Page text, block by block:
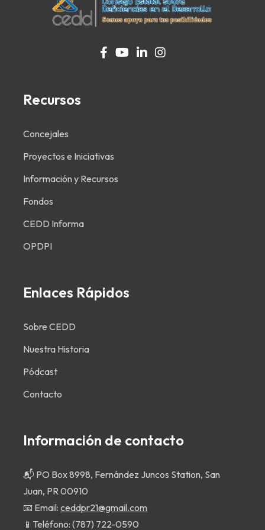
fabfabfabfabfabfabfab
Recursos
Concejales
Proyectos e Iniciativas
Información y Recursos
Fondos
CEDD Informa
OPDPI
Enlaces Rápidos
Sobre CEDD
Nuestra Historia
Pódcast
Contacto
Información de contacto
📬 PO Box 8998, Fernández Juncos Station, San
Juan, PR 00910
📧 Email: ceddpr21@gmail.com
📱Teléfono: (787) 722-0590